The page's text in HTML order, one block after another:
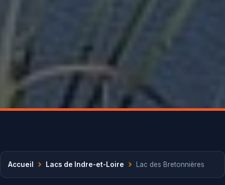
Accueil › Lacs de Indre-et-Loire › Lac des Bretonnières